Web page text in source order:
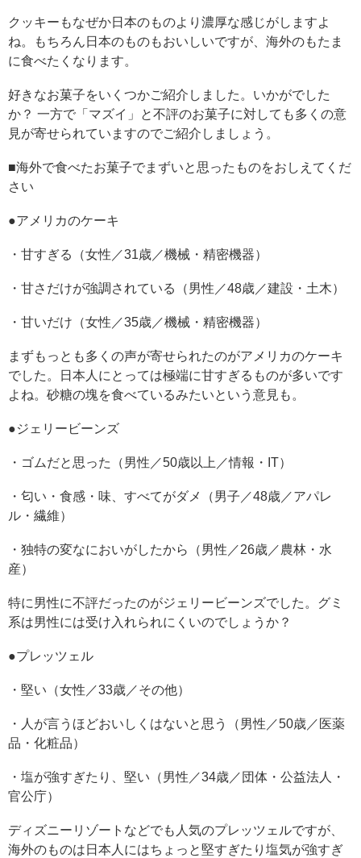
クッキーもなぜか日本のものより濃厚な感じがしますよ
ね。もちろん日本のものもおいしいですが、海外のもたま
に食べたくなります。
好きなお菓子をいくつかご紹介しました。いかがでした
か？ 一方で「マズイ」と不評のお菓子に対しても多くの意
見が寄せられていますのでご紹介しましょう。
■海外で食べたお菓子でまずいと思ったものをおしえてくだ
さい
●アメリカのケーキ
・甘すぎる（女性／31歳／機械・精密機器）
・甘さだけが強調されている（男性／48歳／建設・土木）
・甘いだけ（女性／35歳／機械・精密機器）
まずもっとも多くの声が寄せられたのがアメリカのケーキ
でした。日本人にとっては極端に甘すぎるものが多いです
よね。砂糖の塊を食べているみたいという意見も。
●ジェリービーンズ
・ゴムだと思った（男性／50歳以上／情報・IT）
・匂い・食感・味、すべてがダメ（男子／48歳／アパレ
ル・繊維）
・独特の変なにおいがしたから（男性／26歳／農林・水
産）
特に男性に不評だったのがジェリービーンズでした。グミ
系は男性には受け入れられにくいのでしょうか？
●プレッツェル
・堅い（女性／33歳／その他）
・人が言うほどおいしくはないと思う（男性／50歳／医薬
品・化粧品）
・塩が強すぎたり、堅い（男性／34歳／団体・公益法人・
官公庁）
ディズニーリゾートなどでも人気のプレッツェルですが、
海外のものは日本人にはちょっと堅すぎたり塩気が強すぎ